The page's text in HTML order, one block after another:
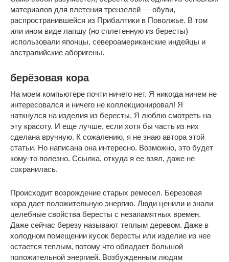
материалов для плетения трензелей — обуви,
распространившейся из Прибалтики в Поволжье. В том
или ином виде лапшу (но сплетенную из бересты)
использовали японцы, североамериканские индейцы и
австралийские аборигены.
берёзовая кора
На моем компьютере почти ничего нет. Я никогда ничем не
интересовался и ничего не коллекционировал! Я
наткнулся на изделия из бересты. Я люблю смотреть на
эту красоту. И еще лучше, если хотя бы часть из них
сделана вручную. К сожалению, я не знаю автора этой
статьи. Но написана она интересно. Возможно, это будет
кому-то полезно. Ссылка, откуда я ее взял, даже не
сохранилась.
Происходит возрождение старых ремесел. Березовая
кора дает положительную энергию. Люди ценили и знали
целебные свойства бересты с незапамятных времен.
Даже сейчас березу называют теплым деревом. Даже в
холодном помещении кусок бересты или изделие из нее
остается теплым, потому что обладает большой
положительной энергией. Возбужденным людям